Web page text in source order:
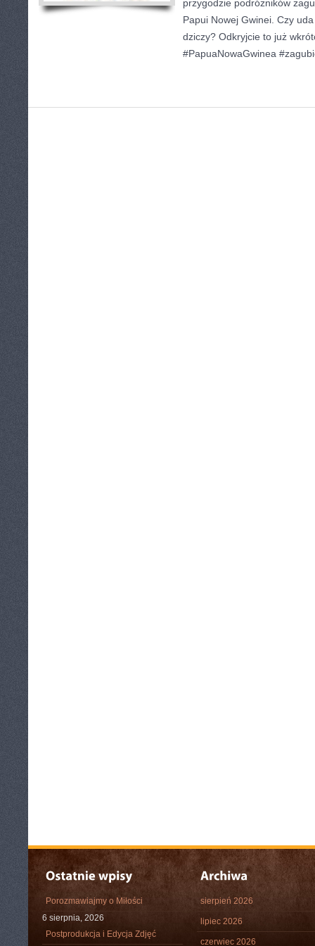
przygodzie podróżników
Papui Nowej Gwinei. Czy
dziczy? Odkryjcie to już
#PapuaNowaGwinea
Porozmawiajmy o Miłości
6 sierpnia, 2026
Postprodukcja i Edycja Zdjęć
sierpień 2026
lipiec 2026
czerwiec 2026